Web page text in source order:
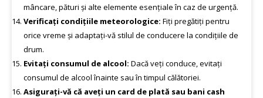
mâncare, pături și alte elemente esențiale în caz de urgență.
Verificați condițiile meteorologice: Fiți pregătiți pentru
orice vreme și adaptați-vă stilul de conducere la condițiile de
drum.
Evitați consumul de alcool: Dacă veți conduce, evitați
consumul de alcool înainte sau în timpul călătoriei.
Asigurați-vă că aveți un card de plată sau bani cash